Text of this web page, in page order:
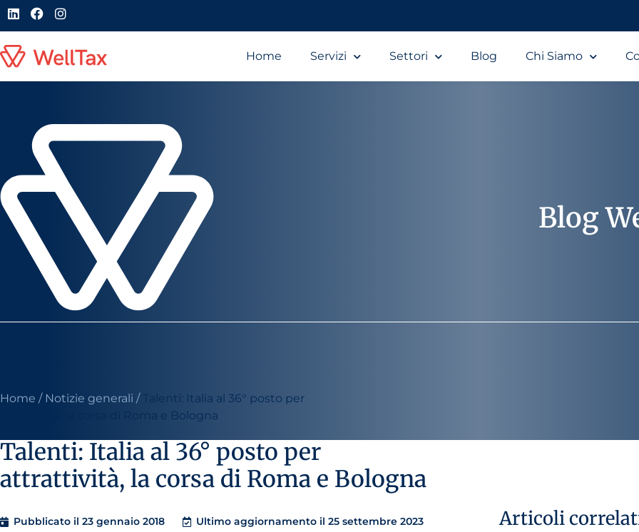
Home Servizi Settori Blog Chi Siamo
Blog
Home / Notizie generali /
Talenti: Italia al 36° posto per
attrattività, la corsa di Roma e Bologna
Talenti: Italia al 36° posto per
attrattività, la corsa di Roma e Bologna
Pubblicato il 23 gennaio 2018 Ultimo aggiornamento il 25 settembre 2023 Articoli